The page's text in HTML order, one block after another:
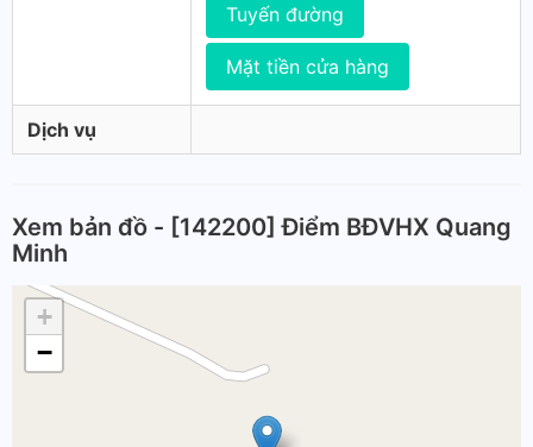
Tuyến đường
Mặt tiền cửa hàng
Dịch vụ
Xem bản đồ - [142200] Điểm BĐVHX Quang
Minh
+
−